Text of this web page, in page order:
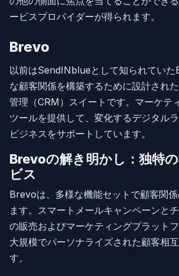
ービスプロバイダーが得られます。
Brevo
以前はSendINblueとして知られてい
な顧客関係を構築するために設計され
管理（CRM）スイートです。マーケテ
ツールを提供して、変化するデジタル
ビジネスをサポートしています。
Brevoの解き明かし：独特
ビス
Brevoは、多様な機能セットで顧客関
ます。スマートメールキャンペーンと
の販売およびマーケティングプラットフ
大規模でパーソナライズされた顧客相
す。